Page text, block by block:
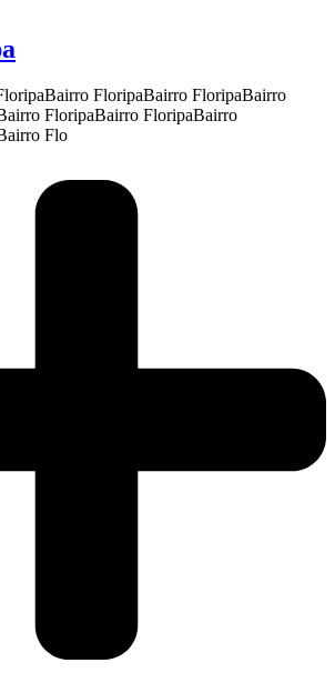
FloripaBairro FloripaBairro
FloripaBairro FloripaBairro
Flo